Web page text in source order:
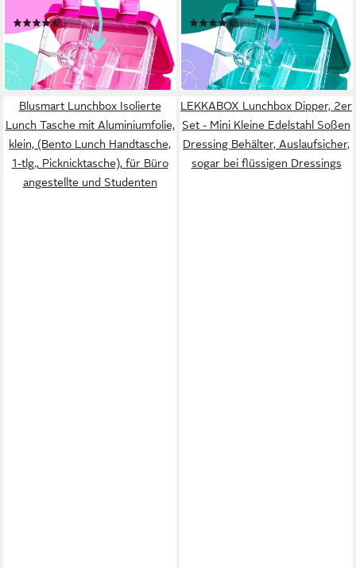
buddy Kinder Brotdose
(28)
19,90 € UVP 34,90 €
-43%
in 3-4 Werktagen bei dir
buddy Kinder Brotdose
(31)
19,90 € UVP34,90 €
-43%
in 3-4 Werktagen bei dir
Blusmart Lunchbox Isolierte
Lunch Tasche mit Aluminiumfolie,
klein, (Bento Lunch Handtasche,
1-tlg., Picknicktasche), für Büro
angestellte und Studenten
LEKKABOX Lunchbox Dipper, 2er
Set - Mini Kleine Edelstahl Soßen
Dressing Behälter, Auslaufsicher,
sogar bei flüssigen Dressings